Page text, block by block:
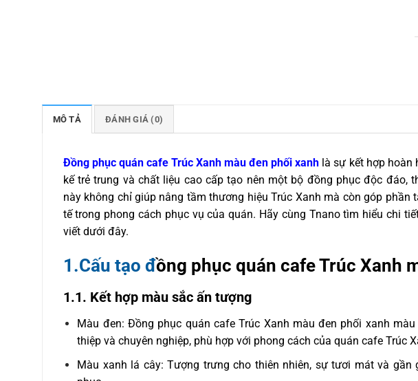
MÔ TẢ ĐÁNH GIÁ (0)
Đồng phục quán cafe Trúc Xanh màu đen phối xanh là sự kết hợp
kế trẻ trung và chất liệu cao cấp tạo nên một bộ đồng phục độc đáo,
này không chỉ giúp nâng tầm thương hiệu Trúc Xanh mà còn góp phần
tế trong phong cách phục vụ của quán. Hãy cùng Tnano tìm hiểu chi
viết dưới đây.
1.Cấu tạo đồng phục quán cafe Trúc Xanh
1.1. Kết hợp màu sắc ấn tượng
Màu đen: Đồng phục quán cafe Trúc Xanh màu đen phối xanh
thiệp và chuyên nghiệp, phù hợp với phong cách của quán cafe Trúc
Màu xanh lá cây: Tượng trưng cho thiên nhiên, sự tươi mát và gần